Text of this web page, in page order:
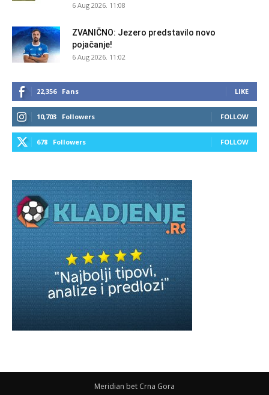
6 Aug 2026. 11:08
ZVANIČNO: Jezero predstavilo novo
pojačanje!
6 Aug 2026. 11:02
22,356 Fans LIKE
10,703 Followers FOLLOW
678 Followers FOLLOW
Meridian bet Crna Gora